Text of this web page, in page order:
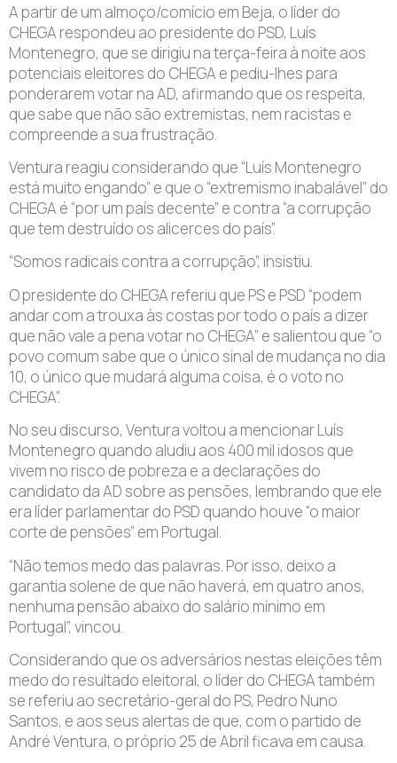
A partir de um almoço/comício em Beja, o líder do
CHEGA respondeu ao presidente do PSD, Luís
Montenegro, que se dirigiu na terça-feira à noite aos
potenciais eleitores do CHEGA e pediu-lhes para
ponderarem votar na AD, afirmando que os respeita,
que sabe que não são extremistas, nem racistas e
compreende a sua frustração.
Ventura reagiu considerando que “Luís Montenegro
está muito engando” e que o “extremismo inabalável” do
CHEGA é “por um país decente” e contra “a corrupção
que tem destruído os alicerces do país”.
“Somos radicais contra a corrupção”, insistiu.
O presidente do CHEGA referiu que PS e PSD “podem
andar com a trouxa às costas por todo o país a dizer
que não vale a pena votar no CHEGA” e salientou que “o
povo comum sabe que o único sinal de mudança no dia
10, o único que mudará alguma coisa, é o voto no
CHEGA”.
No seu discurso, Ventura voltou a mencionar Luís
Montenegro quando aludiu aos 400 mil idosos que
vivem no risco de pobreza e a declarações do
candidato da AD sobre as pensões, lembrando que ele
era líder parlamentar do PSD quando houve “o maior
corte de pensões” em Portugal.
“Não temos medo das palavras. Por isso, deixo a
garantia solene de que não haverá, em quatro anos,
nenhuma pensão abaixo do salário mínimo em
Portugal”, vincou.
Considerando que os adversários nestas eleições têm
medo do resultado eleitoral, o líder do CHEGA também
se referiu ao secretário-geral do PS, Pedro Nuno
Santos, e aos seus alertas de que, com o partido de
André Ventura, o próprio 25 de Abril ficava em causa.